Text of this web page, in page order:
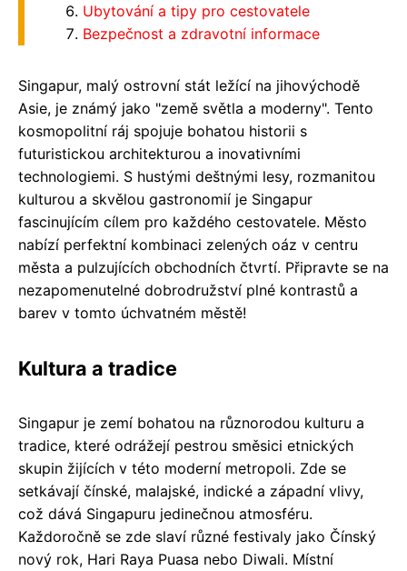
Ubytování a tipy pro cestovatele
Bezpečnost a zdravotní informace
Singapur, malý ostrovní stát ležící na jihovýchodě
Asie, je známý jako "země světla a moderny". Tento
kosmopolitní ráj spojuje bohatou historii s
futuristickou architekturou a inovativními
technologiemi. S hustými deštnými lesy, rozmanitou
kulturou a skvělou gastronomií je Singapur
fascinujícím cílem pro každého cestovatele. Město
nabízí perfektní kombinaci zelených oáz v centru
města a pulzujících obchodních čtvrtí. Připravte se na
nezapomenutelné dobrodružství plné kontrastů a
barev v tomto úchvatném městě!
Kultura a tradice
Singapur je zemí bohatou na různorodou kulturu a
tradice, které odrážejí pestrou směsici etnických
skupin žijících v této moderní metropoli. Zde se
setkávají čínské, malajské, indické a západní vlivy,
což dává Singapuru jedinečnou atmosféru.
Každoročně se zde slaví různé festivaly jako Čínský
nový rok, Hari Raya Puasa nebo Diwali. Místní